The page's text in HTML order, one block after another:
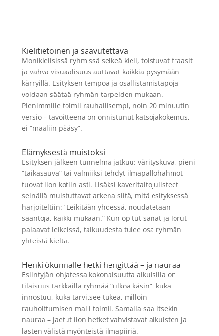
Kielitietoinen ja saavutettava
Monikielisissä ryhmissä selkeä kieli, toistuvat fraasit
ja vahva visuaalisuus auttavat kaikkia pysymään
kärryillä. Esityksen tempoa ja osallistamistapoja
voidaan säätää ryhmän tarpeiden mukaan.
Pienimmille toimii rauhallisempi, noin 20 minuutin
versio – tavoitteena on onnistunut katsojakokemus,
ei “maaliin pääsy”.
Elämyksestä muistoksi
Esityksen jälkeen tunnelma jatkuu: värityskuva, pieni
“taikasauva” tai valmiiksi tehdyt ilmapallohahmot
tuovat ilon kotiin asti. Lisäksi kaveritaitojulisteet
seinällä muistuttavat arkena siitä, mitä esityksessä
harjoiteltiin: “Leikitään yhdessä, noudatetaan
sääntöjä, kaikki mukaan.” Kun opitut sanat ja lorut
palaavat leikeissä, taikuudesta tulee osa ryhmän
yhteistä kieltä.
Henkilökunnalle hetki hengittää – ja nauraa
Esiintyjän ohjatessa kokonaisuutta aikuisilla on
tilaisuus tarkkailla ryhmää “ulkoa käsin”: kuka
innostuu, kuka tarvitsee tukea, milloin
rauhoittumisen malli toimii. Samalla saa itsekin
nauraa – jaetut ilon hetket vahvistavat aikuisten ja
lasten välistä myönteistä ilmapiiriä.